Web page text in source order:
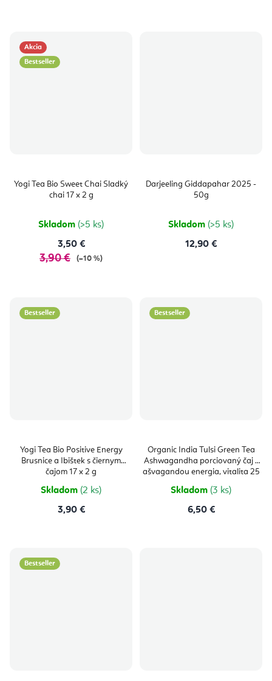
Akcia
Bestseller
Yogi Tea Bio Sweet Chai Sladký
chai 17 x 2 g
Skladom (>5 ks)
3,50 €
3,90 € (–10 %)
Darjeeling Giddapahar 2025 -
50g
Skladom (>5 ks)
12,90 €
Bestseller
Yogi Tea Bio Positive Energy
Brusnice a Ibištek s čiernym
čajom 17 x 2 g
Skladom (2 ks)
3,90 €
Bestseller
Organic India Tulsi Green Tea
Ashwagandha porciovaný čaj s
ašvagandou energia, vitalita 25
Skladom (3 ks)
6,50 €
Bestseller